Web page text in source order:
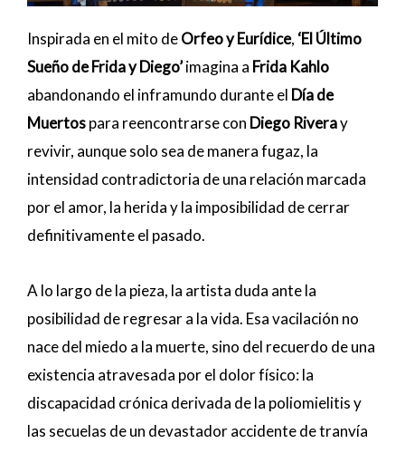
Inspirada en el mito deOrfeo y Eurídice, ‘El Último
Sueño de Frida y Diego’imagina a Frida Kahlo
abandonando el inframundo durante el Día de
Muertospara reencontrarse con Diego Riveray
revivir, aunque solo sea de manera fugaz, la
intensidad contradictoria de una relación marcada
por el amor, la herida y la imposibilidad de cerrar
definitivamente el pasado.
A lo largo de la pieza, la artista duda ante la
posibilidad de regresar a la vida. Esa vacilación no
nace del miedo a la muerte, sino del recuerdo de una
existencia atravesada por el dolor físico: la
discapacidad crónica derivada de la poliomielitis y
las secuelas de un devastador accidente de tranvía